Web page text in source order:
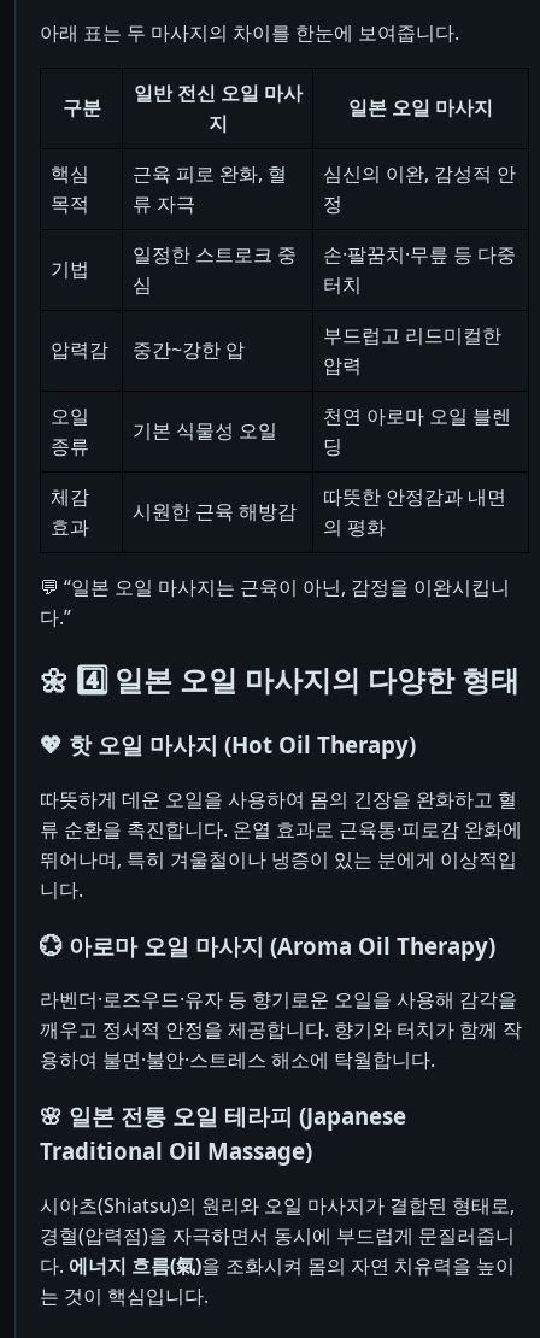
아래 표는 두 마사지의 차이를 한눈에 보여줍니다.
구분
일반 전신 오일 마사
지
일본 오일 마사지
핵심
목적
근육 피로 완화, 혈
류 자극
심신의 이완, 감성적 안
정
기법
일정한 스트로크 중
심
손·팔꿈치·무릎 등 다중
터치
압력감 중간~강한 압
부드럽고 리드미컬한
압력
오일
종류
기본 식물성 오일
천연 아로마 오일 블렌
딩
체감
효과
시원한 근육 해방감
따뜻한 안정감과 내면
의 평화
💬 “일본 오일 마사지는 근육이 아닌, 감정을 이완시킵니
다.”
🌼 4️⃣ 일본 오일 마사지의 다양한 형태
💖 핫 오일 마사지 (Hot Oil Therapy)
따뜻하게 데운 오일을 사용하여 몸의 긴장을 완화하고 혈
류 순환을 촉진합니다. 온열 효과로 근육통·피로감 완화에
뛰어나며, 특히 겨울철이나 냉증이 있는 분에게 이상적입
니다.
💮 아로마 오일 마사지 (Aroma Oil Therapy)
라벤더·로즈우드·유자 등 향기로운 오일을 사용해 감각을
깨우고 정서적 안정을 제공합니다. 향기와 터치가 함께 작
용하여 불면·불안·스트레스 해소에 탁월합니다.
🌸 일본 전통 오일 테라피 (Japanese
Traditional Oil Massage)
시아츠(Shiatsu)의 원리와 오일 마사지가 결합된 형태로,
경혈(압력점)을 자극하면서 동시에 부드럽게 문질러줍니
다. 에너지 흐름(氣)을 조화시켜 몸의 자연 치유력을 높이
는 것이 핵심입니다.